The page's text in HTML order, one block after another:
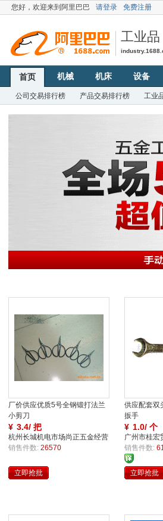
您好， 欢迎来到阿里巴巴 请登录 免费注册
工业品
首页 机械 机床 设备
公司交易排行榜 产品交易排行榜 工业
厂价供应优质5号全钢锻打法兰
小剪刀
¥ 3.4/ 把
杭州长城机电市场尚正五金经营
部
销售件数: 26570
立即抢批
供应配套双
扳手
¥ 1.0/ 个
广州市桂宏
销售件数:
买
立即抢批